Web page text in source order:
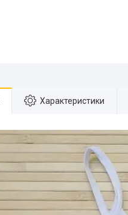
Характеристики